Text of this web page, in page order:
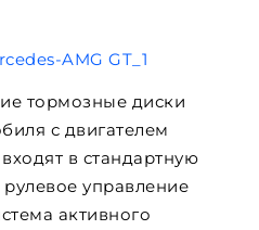
тормозные диски
с двигателем
в стандартную
управление
активного